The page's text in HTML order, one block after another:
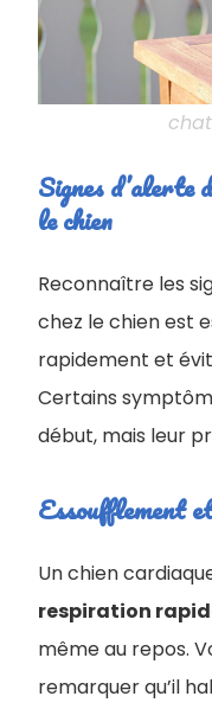
Signes d’alerte
le chien
Reconnaître les
chez le chien est
rapidement et
Certains
début, mais leur
Essoufflement
Un chien
respiration
même au repos.
remarquer qu’il